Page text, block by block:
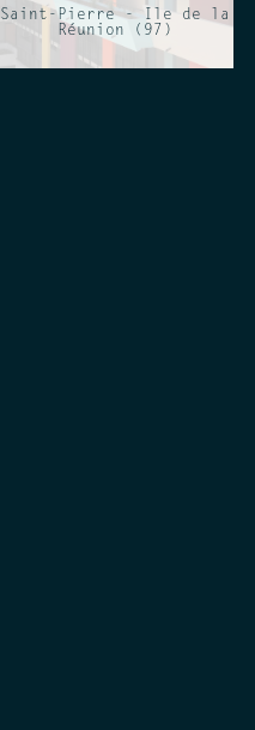
Saint-Pierre - Ile de la
Réunion (97)